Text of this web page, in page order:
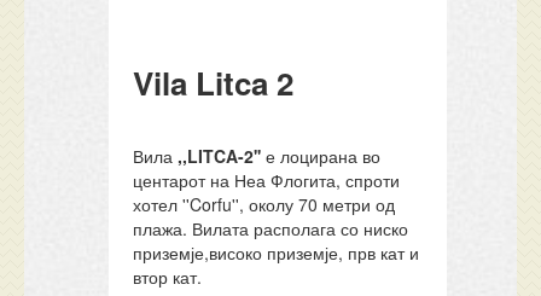
Vila Litca 2
Вила ,,LITCA-2'' е лоцирана во
центарот на Неа Флогита, спроти
хотел ''Corfu'', околу 70 метри од
плажа. Вилата располага со ниско
приземје,високо приземје, прв кат и
втор кат.